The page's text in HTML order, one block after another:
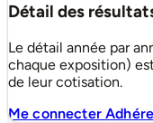
Détail des
Le détail année par
chaque exposition)
de leur cotisation.
Me connecter